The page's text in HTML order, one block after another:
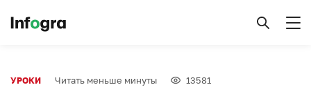
УРОКИ Читать меньше минуты 13581